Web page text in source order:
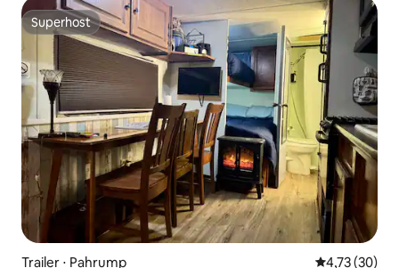
Superhost
Superhost
Trailer ⋅ Pahrump 4,73 de uma
4,73 (30)